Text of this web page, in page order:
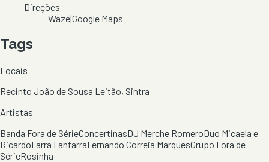
Direções
Waze|Google Maps
Tags
Locais
Recinto João de Sousa Leitão, Sintra
Artistas
Banda Fora de SérieConcertinasDJ Merche RomeroDuo Micaela e
RicardoFarra FanfarraFernando Correia MarquesGrupo Fora de
SérieRosinha